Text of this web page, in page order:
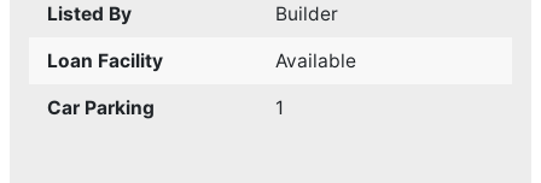
Listed By Builder
Loan Facility Available
Car Parking 1